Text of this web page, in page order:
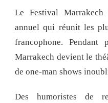
Le Festival
annuel qui réunit les
francophone.
Marrakech devient le
de one-man shows
Des humoristes de